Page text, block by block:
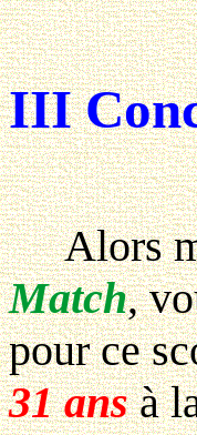
III
Alors
Match,
pour ce
31 ansà